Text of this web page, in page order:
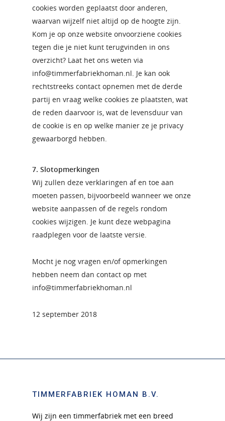
cookies worden geplaatst door anderen,
waarvan wijzelf niet altijd op de hoogte zijn.
Kom je op onze website onvoorziene cookies
tegen die je niet kunt terugvinden in ons
overzicht? Laat het ons weten via
info@timmerfabriekhoman.nl. Je kan ook
rechtstreeks contact opnemen met de derde
partij en vraag welke cookies ze plaatsten, wat
de reden daarvoor is, wat de levensduur van
de cookie is en op welke manier ze je privacy
gewaarborgd hebben.
7. Slotopmerkingen
Wij zullen deze verklaringen af en toe aan
moeten passen, bijvoorbeeld wanneer we onze
website aanpassen of de regels rondom
cookies wijzigen. Je kunt deze webpagina
raadplegen voor de laatste versie.
Mocht je nog vragen en/of opmerkingen
hebben neem dan contact op met
info@timmerfabriekhoman.nl
12 september 2018
TIMMERFABRIEK HOMAN B.V.
Wij zijn een timmerfabriek met een breed